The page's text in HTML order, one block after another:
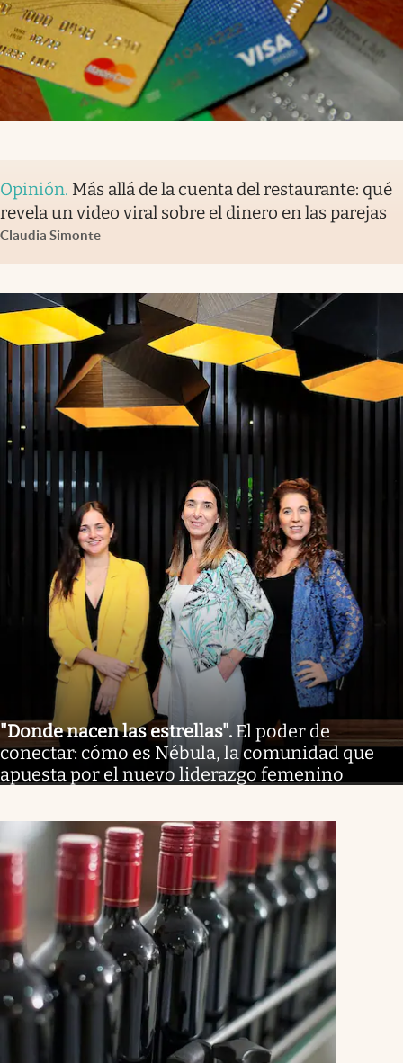
Opinión. Más allá de la cuenta del restaurante: qué
revela un video viral sobre el dinero en las parejas
Claudia Simonte
"Donde nacen las estrellas". El poder de
conectar: cómo es Nébula, la comunidad que
apuesta por el nuevo liderazgo femenino